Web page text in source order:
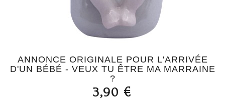
ANNONCE ORIGINALE POUR L'ARRIVÉE
D'UN BÉBÉ - VEUX TU ÊTRE MA MARRAINE
?
3,90 €